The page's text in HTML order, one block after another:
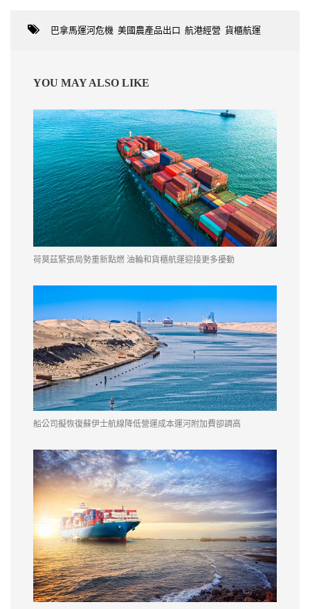
巴拿馬運河危機 美國農產品出口 航港經營 貨櫃航運
YOU MAY ALSO LIKE
荷莫茲緊張局勢重新點燃 油輪和貨櫃航運迎接更多擾動
船公司擬恢復蘇伊士航線降低營運成本運河附加費卻調高